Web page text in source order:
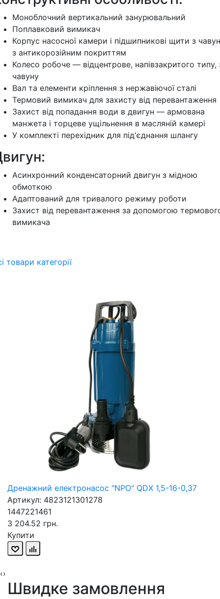
Моноблочний вертикальний занурювальний
Поплавковий вимикач
Корпус насосної камери і підшипникові щити з
з антикорозійним покриттям
Колесо робоче — відцентрове, напівзакритого типу,
чавуну
Вал та елементи кріплення з нержавіючої сталі
Термовий вимикач для захисту від перевантаження
Захист від попадання води в двигун — армована
манжета і торцеве ущільнення в масляній камері
У комплекті перехідник для під'єднання шлангу
Асинхронний конденсаторний двигун з мідною
обмоткою
Адаптований для тривалого режиму роботи
Захист від перевантаження за допомогою
вимикача
товари категорії
Дренажний електронасос "NPO" QDX 1,5-16-0,37
Артикул: 4823121301278
1447221461
3 204.52 грн.
Купити
‹›
Швидке замовлення